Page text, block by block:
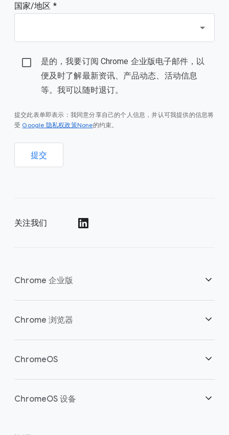
国家/地区 *
是的，我要订阅 Chrome 企业版电子邮件，以
便及时了解最新资讯、产品动态、活动信息
等。我可以随时退订。
提交此表单即表示：我同意分享自己的个人信息，并认可我提供的信息将
受 Google 隐私权政策None的约束。
提交
关注我们
Chrome 企业版
安全性
Chrome 浏览器
概述
ChromeOS
概述
ChromeOS 设备